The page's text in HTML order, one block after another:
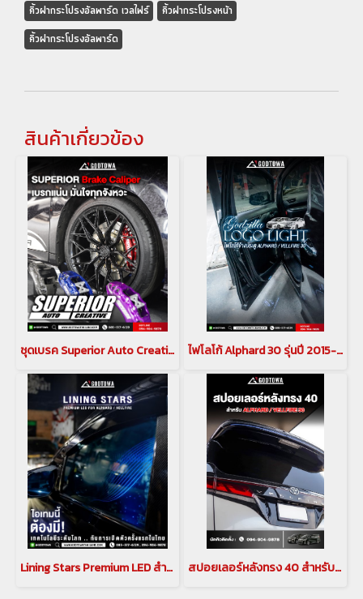
คิ้วฝากระโปรงอัลพาร์ด เวลไฟร์
คิ้วฝากระโปรงหน้า
คิ้วฝากระโปรงอัลพาร์ด
สินค้าเกี่ยวข้อง
ชุดเบรค Superior Auto Creative CALIPER BREAK คาลิปเปอร์เบรก สำหรับรถยนต์ ALPHARD / VELLFIRE 30 ไฟโลโก้ Alphard 30 รุ่นปี 2015-2022 Godzilla Logo Light ไฟแต่งส่องพื้นข้างประตู Alphard 30
Lining Stars Premium LED สำหรับ อัลพาร์ด เวลไฟร์ ALPHARD / VELLFIRE 30 รุ่นปี 2015-2023 สปอยเลอร์หลังทรง 40 สำหรับ ALPHARD / VELLFIRE 30